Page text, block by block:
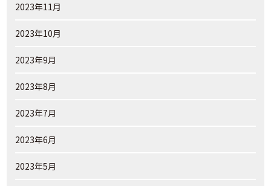
2023年11月
2023年10月
2023年9月
2023年8月
2023年7月
2023年6月
2023年5月